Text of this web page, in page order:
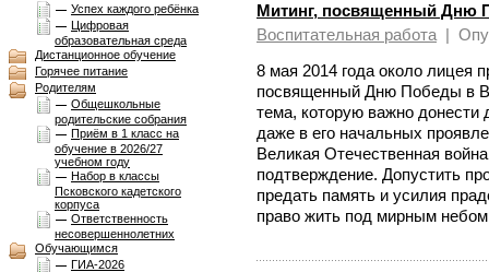
Успех каждого ребёнка
Цифровая
образовательная среда
Дистанционное обучение
Горячее питание
Родителям
Общешкольные
родительские собрания
Приём в 1 класс на
обучение в 2026/27
учебном году
Набор в классы
Псковского кадетского
корпуса
Ответственность
несовершеннолетних
Обучающимся
ГИА-2026
Митинг, посвященный Дню
Воспитательная работа |
8 мая 2014 года около лицея
посвященный Дню Победы в
тема, которую важно
даже в его начальных
Великая Отечественная
подтверждение. Допустить
предать память и усилия
право жить под мирным